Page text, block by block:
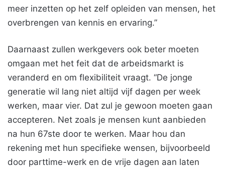
meer inzetten op het zelf opleiden van mensen, het
overbrengen van kennis en ervaring.”
Daarnaast zullen werkgevers ook beter moeten
omgaan met het feit dat de arbeidsmarkt is
veranderd en om flexibiliteit vraagt. “De jonge
generatie wil lang niet altijd vijf dagen per week
werken, maar vier. Dat zul je gewoon moeten gaan
accepteren. Net zoals je mensen kunt aanbieden
na hun 67ste door te werken. Maar hou dan
rekening met hun specifieke wensen, bijvoorbeeld
door parttime-werk en de vrije dagen aan laten